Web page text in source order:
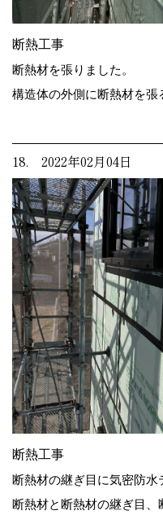
断熱工事
断熱材を張りました。
構造体の外側に断熱材を張
18. 2022年02月04日
断熱工事
断熱材の継ぎ目に気密防水
断熱材と断熱材の継ぎ目